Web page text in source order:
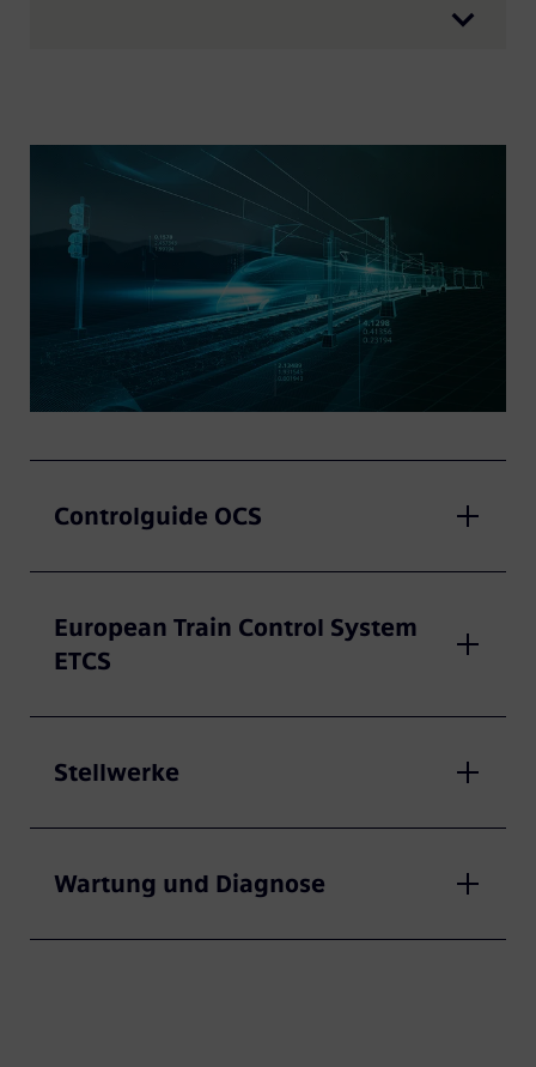
Controlguide OCS
European Train Control System
ETCS
Stellwerke
Wartung und Diagnose